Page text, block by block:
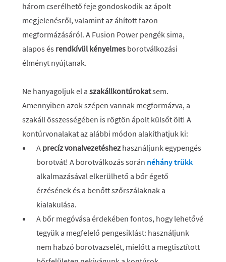
három cserélhető feje gondoskodik az ápolt
megjelenésről, valamint az áhított fazon
megformázásáról. A Fusion Power pengék sima,
alapos és rendkívül kényelmes borotválkozási
élményt nyújtanak.
Ne hanyagoljuk el a szakállkontúrokatsem.
Amennyiben azok szépen vannak megformázva, a
szakáll összességében is rögtön ápolt külsőt ölt! A
kontúrvonalakat az alábbi módon alakíthatjuk ki:
A precíz vonalvezetéshez használjunk egypengés
borotvát! A borotválkozás során néhány trükk
alkalmazásával elkerülhető a bőr égető
érzésének és a benőtt szőrszálaknak a
kialakulása.
A bőr megóvása érdekében fontos, hogy lehetővé
tegyük a megfelelő pengesiklást: használjunk
nem habzó borotvazselét, mielőtt a megtisztított